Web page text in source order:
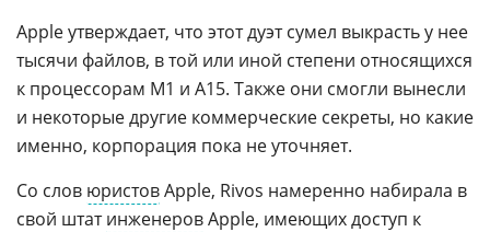
Apple утверждает, что этот дуэт сумел выкрасть у нее
тысячи файлов, в той или иной степени относящихся
к процессорам М1 и А15. Также они смогли вынесли
и некоторые другие коммерческие секреты, но какие
именно, корпорация пока не уточняет.
Со слов юристовApple, Rivos намеренно набирала в
свой штатинженеровApple, имеющих доступ к